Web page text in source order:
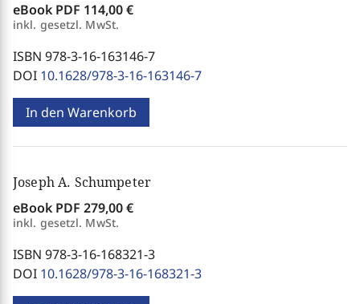
eBook PDF 114,00 €
inkl. gesetzl. MwSt.
ISBN 978-3-16-163146-7
DOI 10.1628/978-3-16-163146-7
In den Warenkorb
Joseph A. Schumpeter
eBook PDF 279,00 €
inkl. gesetzl. MwSt.
ISBN 978-3-16-168321-3
DOI 10.1628/978-3-16-168321-3